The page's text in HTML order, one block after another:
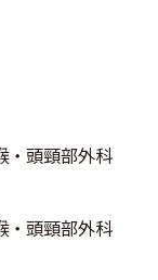
・頭頸部外科
・頭頸部外科